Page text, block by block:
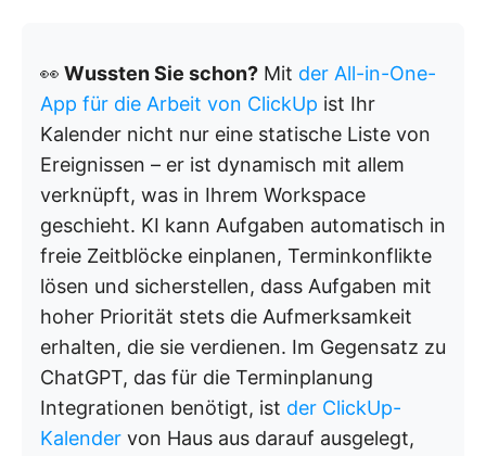
👀 Wussten Sie schon? Mit der All-in-One-
App für die Arbeit von ClickUp ist Ihr
Kalender nicht nur eine statische Liste von
Ereignissen – er ist dynamisch mit allem
verknüpft, was in Ihrem Workspace
geschieht. KI kann Aufgaben automatisch in
freie Zeitblöcke einplanen, Terminkonflikte
lösen und sicherstellen, dass Aufgaben mit
hoher Priorität stets die Aufmerksamkeit
erhalten, die sie verdienen. Im Gegensatz zu
ChatGPT, das für die Terminplanung
Integrationen benötigt, ist der ClickUp-
Kalender von Haus aus darauf ausgelegt,